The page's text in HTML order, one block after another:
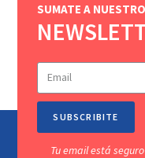
SUMATE A NUESTRO
SUBSCRIBITE
Tu email está